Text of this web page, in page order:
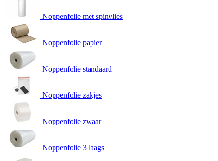
Noppenfolie met spinvlies
Noppenfolie papier
Noppenfolie standaard
Noppenfolie zakjes
Noppenfolie zwaar
Noppenfolie 3 laags